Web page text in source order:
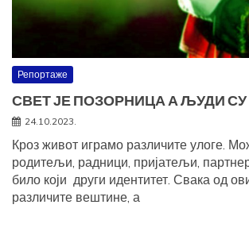
Репортаже
СВЕТ ЈЕ ПОЗОРНИЦА А ЉУДИ
24.10.2023.
Кроз живот играмо различите улоге.
родитељи, радници, пријатељи,
било који други идентитет. Свака од
различите вештине, а